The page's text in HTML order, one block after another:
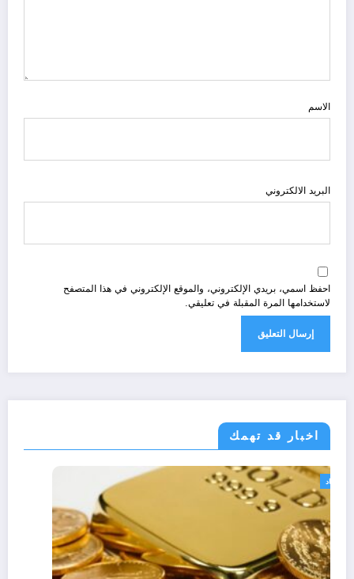
الاسم
البريد الالكتروني
احفظ اسمي، بريدي الإلكتروني، والموقع الإلكتروني في هذا المتصفح
لاستخدامها المرة المقبلة في تعليقي.
اخبار قد تهمك
اقتصاد